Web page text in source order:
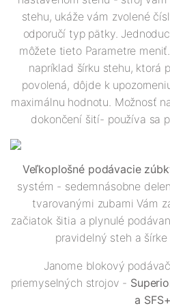
stehu, ukáže vám zvolené
odporučí typ pätky.
môžete tieto Parametre
napríklad šírku stehu, ktorá
povolená, dôjde k
maximálnu hodnotu. Možnosť
dokončení šití- používa sa
Veľkoplošné podávacie
systém - sedemnásobne
tvarovanými zubami Vám
začiatok šitia a plynulé
pravidelný steh a
Janome blokový
priemyselných strojov -
a SFS+